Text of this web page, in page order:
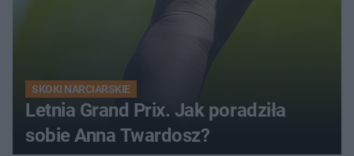
SKOKI NARCIARSKIE
Letnia Grand Prix. Jak poradziła
sobie Anna Twardosz?